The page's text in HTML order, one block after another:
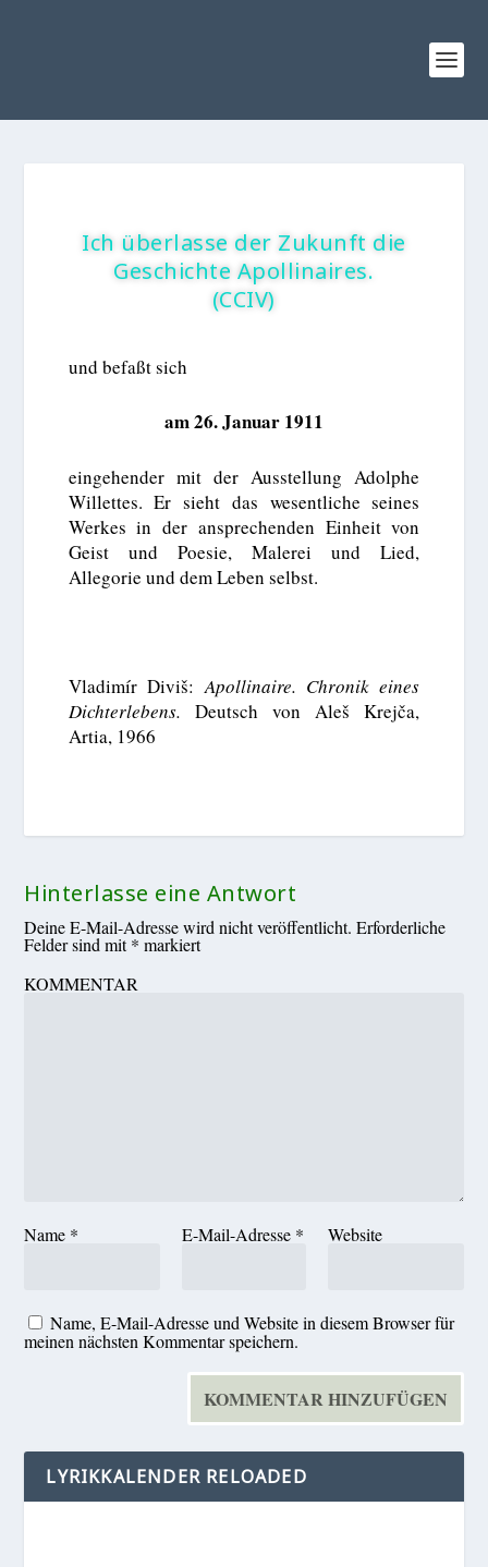
Ich überlasse der Zukunft die
Geschichte Apollinaires.
(CCIV)
und befaßt sich
am 26. Januar 1911
eingehender mit der Ausstellung Adolphe
Willettes. Er sieht das wesentliche seines
Werkes in der ansprechenden Einheit von
Geist und Poesie, Malerei und Lied,
Allegorie und dem Leben selbst.
Vladimír Diviš:Apollinaire. Chronik eines
Dichterlebens. Deutsch von Aleš Krejča,
Artia, 1966
Hinterlasse eine Antwort
Deine E-Mail-Adresse wird nicht veröffentlicht. Erforderliche
Felder sind mit* markiert
KOMMENTAR
Name * E-Mail-Adresse * Website
Name, E-Mail-Adresse und Website in diesem Browser für
meinen nächsten Kommentar speichern.
LYRIKKALENDER RELOADED